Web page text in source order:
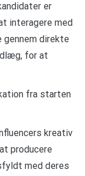
er
interagere med
gennem direkte
for at
fra starten
kreativ
producere
med deres